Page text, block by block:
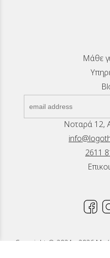
Μάθε
Νοταρά 12,
2611
Copyright © 2024 - 2026